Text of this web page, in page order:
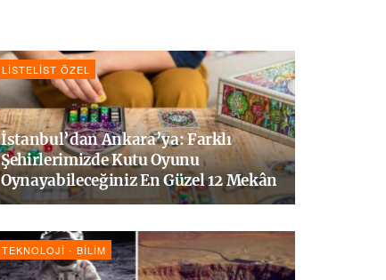
LISTELIST ÖZEL
İstanbul’dan Ankara’ya: Farklı
Şehirlerimizde Kutu Oyunu
Oynayabileceğiniz En Güzel 12 Mekân
TEKNOLOJI - BILIM